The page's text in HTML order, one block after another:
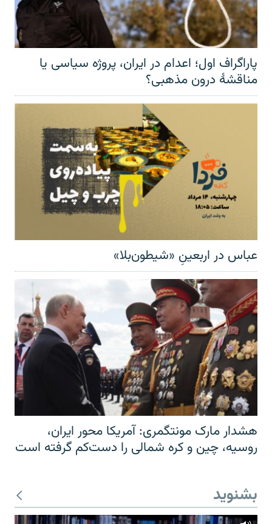
پاراگراف اول؛ اعدام در ایران، پروژه سیاسی یا
مناقشهٔ درون مذهبی؟
عباس در اربعینِ «شیطون‌بلا»
هشدار مارک مونتگمری: آمریکا محور ایران،
روسیه، چین و کره شمالی را دست‌کم گرفته است
بشنوید